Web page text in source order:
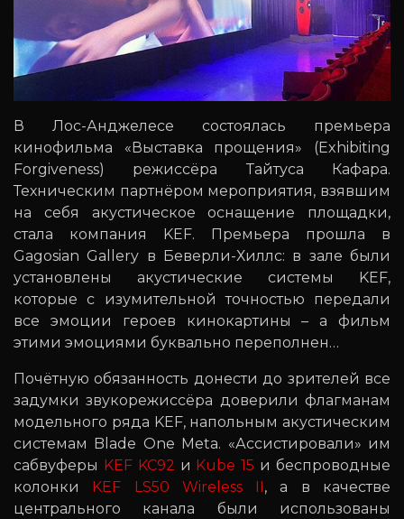
В Лос-Анджелесе состоялась премьера
кинофильма «Выставка прощения» (Exhibiting
Forgiveness) режиссёра Тайтуса Кафара.
Техническим партнёром мероприятия, взявшим
на себя акустическое оснащение площадки,
стала компания KEF. Премьера прошла в
Gagosian Gallery в Беверли-Хиллс: в зале были
установлены акустические системы KEF,
которые с изумительной точностью передали
все эмоции героев кинокартины – а фильм
этими эмоциями буквально переполнен…
Почётную обязанность донести до зрителей все
задумки звукорежиссёра доверили флагманам
модельного ряда KEF, напольным акустическим
системам Blade One Meta. «Ассистировали» им
сабвуферы KEF KC92 и Kube 15 и беспроводные
колонки KEF LS50 Wireless II, а в качестве
центрального канала были использованы